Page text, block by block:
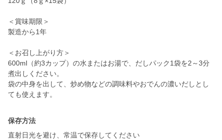
＜賞味期限＞
製造から1年
＜お召し上がり方＞
600ml（約3カップ）の水またはお湯で、だしパック1袋を2～3分
煮出しください。
袋の中身を出して、炒め物などの調味料やおでんの濃いだしとし
保存方法
直射日光を避け、常温で保存してください